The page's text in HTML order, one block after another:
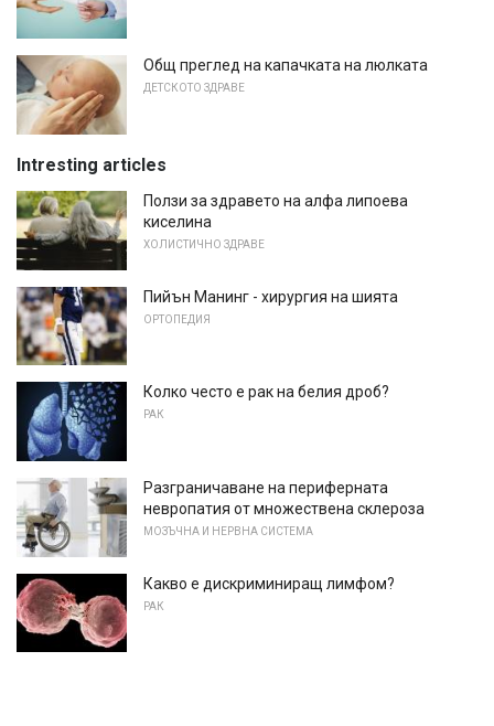
Общ преглед на капачката на люлката
ДЕТСКОТО ЗДРАВЕ
Intresting articles
Ползи за здравето на алфа липоева
киселина
ХОЛИСТИЧНО ЗДРАВЕ
Пийън Манинг - хирургия на шията
ОРТОПЕДИЯ
Колко често е рак на белия дроб?
РАК
Разграничаване на периферната
невропатия от множествена склероза
МОЗЪЧНА И НЕРВНА СИСТЕМА
Какво е дискриминиращ лимфом?
РАК